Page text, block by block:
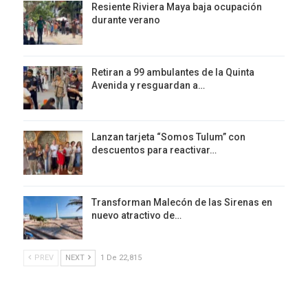
Resiente Riviera Maya baja ocupación
durante verano
Retiran a 99 ambulantes de la Quinta
Avenida y resguardan a…
Lanzan tarjeta “Somos Tulum” con
descuentos para reactivar…
Transforman Malecón de las Sirenas en
nuevo atractivo de…
PREV NEXT 1 De 22,815